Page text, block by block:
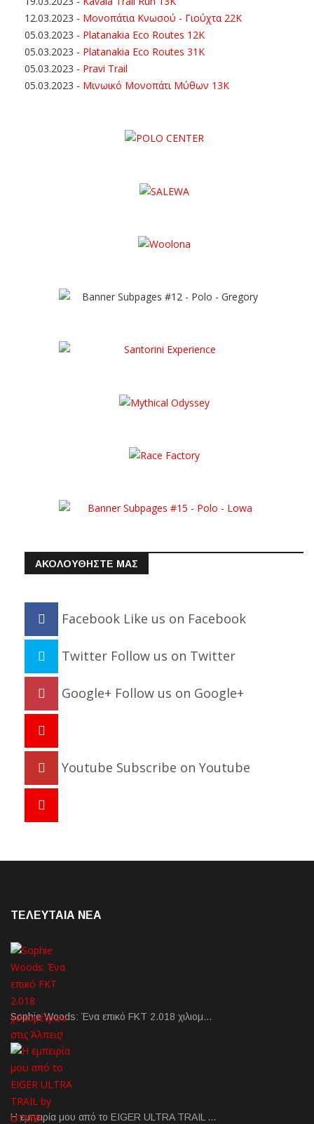
12.03.2023 - Μονοπάτια Κνωσού - Γιούχτα 22Κ
05.03.2023 - Platanakia Eco Routes 12K
05.03.2023 - Platanakia Eco Routes 31K
05.03.2023 - Pravi Trail
05.03.2023 - Μινωικό Μονοπάτι Μύθων 13Κ
ΑΚΟΛΟΥΘΗΣΤΕ ΜΑΣ
Facebook Like us on Facebook
Twitter Follow us on Twitter
Google+ Follow us on Google+
Youtube Subscribe on Youtube
ΤΕΛΕΥΤΑΙΑ NEA
Sophie Woods: Ένα επικό FKT 2.018 χιλιομ…
Η εμπειρία μου από το EIGER ULTRA TRAIL …